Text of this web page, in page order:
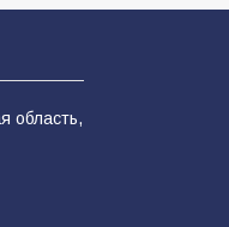
область,